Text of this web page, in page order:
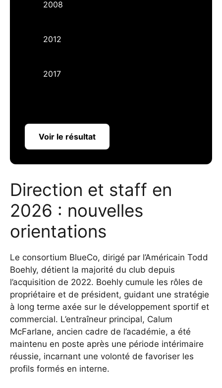
2008
2012
2017
Voir le résultat
Direction et staff en
2026 : nouvelles
orientations
Le consortium BlueCo, dirigé par l’Américain Todd
Boehly, détient la majorité du club depuis
l’acquisition de 2022. Boehly cumule les rôles de
propriétaire et de président, guidant une stratégie
à long terme axée sur le développement sportif et
commercial. L’entraîneur principal, Calum
McFarlane, ancien cadre de l’académie, a été
maintenu en poste après une période intérimaire
réussie, incarnant une volonté de favoriser les
profils formés en interne.